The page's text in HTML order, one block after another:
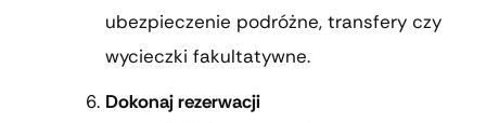
ubezpieczenie podróżne, transfery czy
wycieczki fakultatywne.
Dokonaj rezerwacji